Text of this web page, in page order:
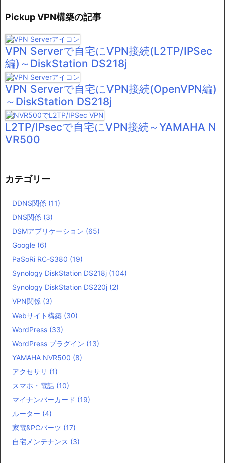
Pickup VPN構築の記事
VPN Serverで自宅にVPN接続(L2TP/IPSec
編)～DiskStation DS218j
VPN Serverで自宅にVPN接続(OpenVPN編)
～DiskStation DS218j
L2TP/IPsecで自宅にVPN接続～YAMAHA N
VR500
カテゴリー
DDNS関係 (11)
DNS関係 (3)
DSMアプリケーション (65)
Google (6)
PaSoRi RC-S380 (19)
Synology DiskStation DS218j (104)
Synology DiskStation DS220j (2)
VPN関係 (3)
Webサイト構築 (30)
WordPress (33)
WordPress プラグイン (13)
YAMAHA NVR500 (8)
アクセサリ (1)
スマホ・電話 (10)
マイナンバーカード (19)
ルーター (4)
家電&PCパーツ (17)
自宅メンテナンス (3)